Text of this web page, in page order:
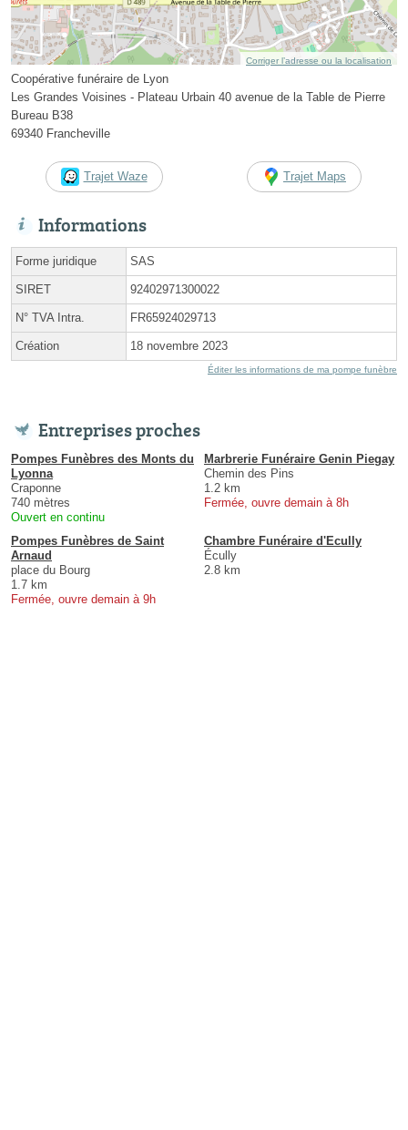
Corriger l’adresse ou la localisation
Coopérative funéraire de Lyon
Les Grandes Voisines - Plateau Urbain 40 avenue de la Table de Pierre
Bureau B38
69340 Francheville
Trajet Waze Trajet Maps
Informations
Forme juridique SAS
SIRET 92402971300022
N° TVA Intra. FR65924029713
Création 18 novembre 2023
Éditer les informations de ma pompe funèbre
Entreprises proches
Pompes Funèbres des Monts du
Lyonna
Craponne
740 mètres
Ouvert en continu
Marbrerie Funéraire Genin Piegay
Chemin des Pins
1.2 km
Fermée, ouvre demain à 8h
Pompes Funèbres de Saint
Arnaud
place du Bourg
1.7 km
Fermée, ouvre demain à 9h
Chambre Funéraire d'Ecully
Écully
2.8 km